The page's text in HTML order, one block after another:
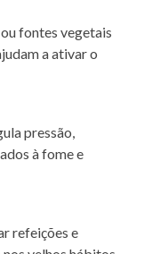
fontes vegetais
a ativar o
pressão,
à fome e
refeições e